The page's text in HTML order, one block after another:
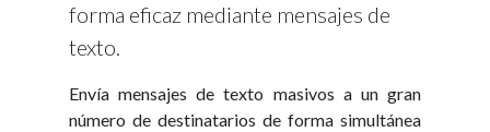
forma eficaz mediante mensajes de
texto.
Envía mensajes de texto masivos a un gran
número de destinatarios de forma simultánea